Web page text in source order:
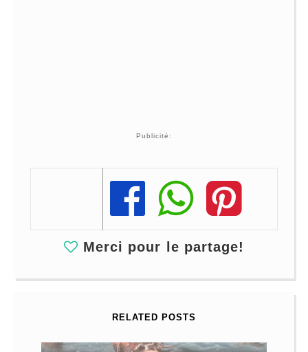
Publicité:
Share
Share
Share
Merci pour le partage!
RELATED POSTS